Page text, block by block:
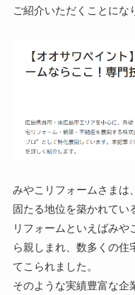
ご紹介いただくことにな
みやこリフォームさまは
固たる地位を築かれて
リフォームといえばみ
ら親しまれ、数多くの住
てこられました。
そのような実績豊富な企